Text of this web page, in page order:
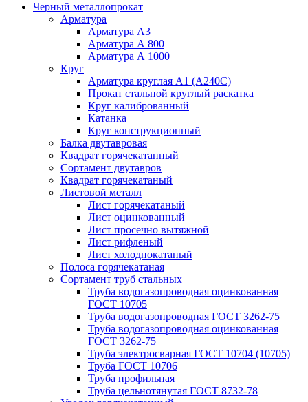
Черный металлопрокат
Арматура
Арматура А3
Арматура А 800
Арматура А 1000
Круг
Арматура круглая А1 (А240C)
Прокат стальной круглый раскатка
Круг калиброванный
Катанка
Круг конструкционный
Балка двутавровая
Квадрат горячекатанный
Сортамент двутавров
Квадрат горячекатаный
Листовой металл
Лист горячекатаный
Лист оцинкованный
Лист просечно вытяжной
Лист рифленый
Лист холоднокатаный
Полоса горячекатаная
Сортамент труб стальных
Труба водогазопроводная оцинкованная
ГОСТ 10705
Труба водогазопроводная ГОСТ 3262-75
Труба водогазопроводная оцинкованная
ГОСТ 3262-75
Труба электросварная ГОСТ 10704 (10705)
Труба ГОСТ 10706
Труба профильная
Труба цельнотянутая ГОСТ 8732-78